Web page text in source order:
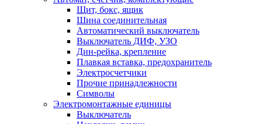
Щит, бокс, ящик
Шина соединительная
Автоматический выключатель
Выключатель ДИФ, УЗО
Дин-рейка, крепление
Плавкая вставка, предохранитель
Электросчетчики
Прочие принадлежности
Символы
Электромонтажные единицы
Выключатель